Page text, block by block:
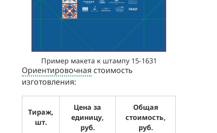
Пример макета к штампу 15-1631
Ориентировочная стоимость
изготовления:
Тираж,
шт.
Цена за
единицу,
руб.
Общая
стоимость,
руб.